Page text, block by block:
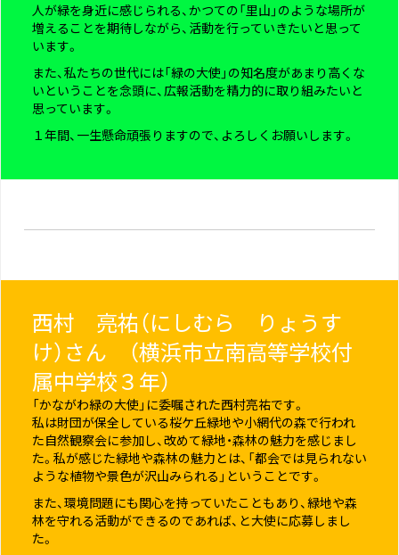
人が緑を身近に感じられる、かつての「里山」のような場所が
増えることを期待しながら、活動を行っていきたいと思って
います。
また、私たちの世代には「緑の大使」の知名度があまり高くな
いということを念頭に、広報活動を精力的に取り組みたいと
思っています。
１年間、一生懸命頑張りますので、よろしくお願いします。
西村 亮祐（にしむら りょうす
け）さん （横浜市立南高等学校付
属中学校３年）
「かながわ緑の大使」に委嘱された西村亮祐です。
私は財団が保全している桜ケ丘緑地や小網代の森で行われ
た自然観察会に参加し、改めて緑地・森林の魅力を感じまし
た。私が感じた緑地や森林の魅力とは、「都会では見られない
ような植物や景色が沢山みられる」ということです。
また、環境問題にも関心を持っていたこともあり、緑地や森
林を守れる活動ができるのであれば、と大使に応募しまし
た。